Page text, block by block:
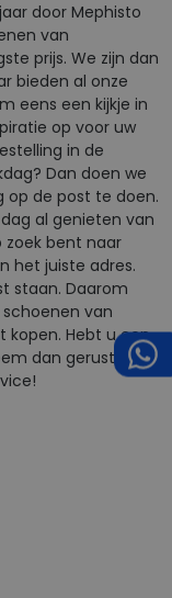
door Mephisto
van
prijs. We zijn dan
bieden al onze
eens een kijkje in
op voor uw
in de
Dan doen we
op de post te doen.
al genieten van
zoek bent naar
het juiste adres.
staan. Daarom
van
kopen. Hebt u een
dan gerust even